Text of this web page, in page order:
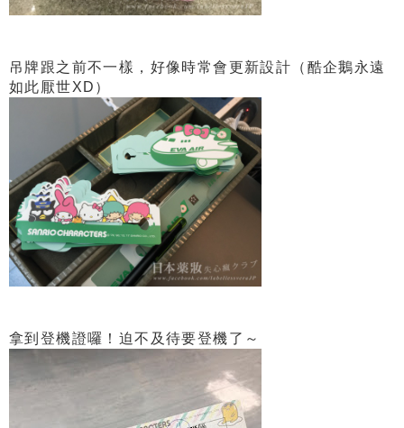
吊牌跟之前不一樣，好像時常會更新設計（酷企鵝永遠
如此厭世XD）
拿到登機證囉！迫不及待要登機了～